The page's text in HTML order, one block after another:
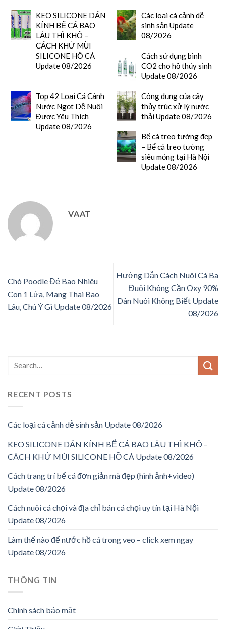
KEO SILICONE DÁN
KÍNH BỂ CÁ BAO
LÂU THÌ KHÔ –
CÁCH KHỬ MÙI
SILICONE HỒ CÁ
Update 08/2026
Các loại cá cảnh dễ
sinh sản Update
08/2026
Cách sử dụng bình
CO2 cho hồ thủy sinh
Update 08/2026
Top 42 Loại Cá Cảnh
Nước Ngọt Dễ Nuôi
Được Yêu Thích
Update 08/2026
Công dụng của cây
thủy trúc xử lý nước
thải Update 08/2026
Bể cá treo tường đẹp
– Bể cá treo tường
siêu mỏng tại Hà Nội
Update 08/2026
VAAT
Chó Poodle Đẻ Bao Nhiêu
Con 1 Lứa, Mang Thai Bao
Lâu, Chú Ý Gì Update 08/2026
Hướng Dẫn Cách Nuôi Cá Ba
Đuôi Không Cần Oxy 90%
Dân Nuôi Không Biết Update
08/2026
RECENT POSTS
Các loại cá cảnh dễ sinh sản Update 08/2026
KEO SILICONE DÁN KÍNH BỂ CÁ BAO LÂU THÌ KHÔ –
CÁCH KHỬ MÙI SILICONE HỒ CÁ Update 08/2026
Cách trang trí bể cá đơn giản mà đẹp (hình ảnh+video)
Update 08/2026
Cách nuôi cá chọi và địa chỉ bán cá chọi uy tín tại Hà Nội
Update 08/2026
Làm thế nào để nước hồ cá trong veo – click xem ngay
Update 08/2026
THÔNG TIN
Chính sách bảo mật